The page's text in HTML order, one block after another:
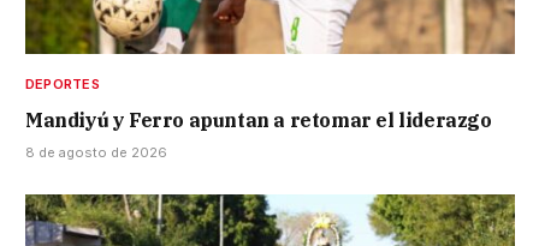
DEPORTES
Mandiyú y Ferro apuntan a retomar el liderazgo
8 de agosto de 2026